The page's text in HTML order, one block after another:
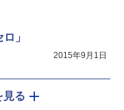
」
2015年9月1日
見る